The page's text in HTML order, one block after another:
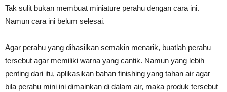
Tak sulit bukan membuat miniature perahu dengan cara ini.
Namun cara ini belum selesai.
Agar perahu yang dihasilkan semakin menarik, buatlah perahu
tersebut agar memiliki warna yang cantik. Namun yang lebih
penting dari itu, aplikasikan bahan finishing yang tahan air agar
bila perahu mini ini dimainkan di dalam air, maka produk tersebut